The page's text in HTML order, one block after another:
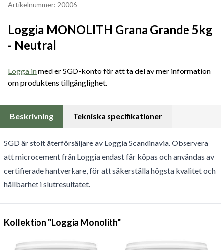
Artikelnummer: 20006
Loggia MONOLITH Grana Grande 5kg
- Neutral
Logga inmed er SGD-konto för att ta del av mer information
om produktens tillgänglighet.
Beskrivning Tekniska specifikationer
SGD är stolt återförsäljare av Loggia Scandinavia. Observera
att microcement från Loggia endast får köpas och användas av
certifierade hantverkare, för att säkerställa högsta kvalitet och
hållbarhet i slutresultatet.
Kollektion "Loggia Monolith"